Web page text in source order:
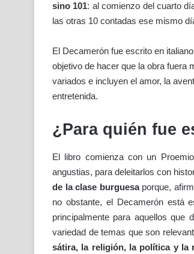
sino 101: al comienzo del cuarto
las otras 10 contadas ese mismo
El Decamerón fue escrito en
objetivo de hacer que la obra fuera
variados e incluyen el amor, la
entretenida.
¿Para quién fue
El libro comienza con un
angustias, para deleitarlos con
de la clase burguesaporque,
no obstante, el Decamerón está
principalmente para aquellos que
variedad de temas que son
sátira, la religión, la política y la